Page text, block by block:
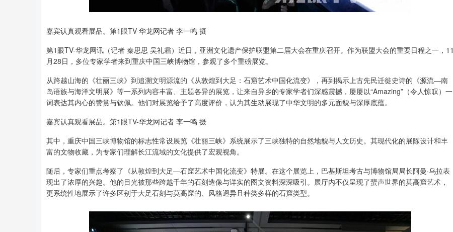
嘉宾认真观看展品。第1眼TV-华龙网记者 李一鸣 摄
第1眼TV-华龙网讯（记者 秦思思 吴礼霜）近日，亚洲文化遗产保护联盟第二届大会在重庆召开。作为联盟大会的重要日程之一，11
月28日，多位专家学者来到重庆中国三峡博物馆，参观了多个重磅展览。
从跨越山海的《壮丽三峡》到追溯文明源流的《从敦煌到大足：石窟艺术中国化流变》，再到揭示上古先民迁徙史诗的《源流—南
岛语族与海洋文明展》等一系列内容丰富、主题各异的展览，让来自异乡的专家学者们深感震撼，屡屡以“Amazing”（令人惊叹）一
词表达其内心的赞赏与钦佩。他们对展览给予了高度评价，认为其生动展现了中华文明的多元面貌与深厚底蕴。
嘉宾认真观看展品。第1眼TV-华龙网记者 李一鸣 摄
其中，重庆中国三峡博物馆的标志性常设展览《壮丽三峡》系统展示了三峡独特的自然地貌与人文历史。其现代化的展陈设计和丰
富的文物收藏，为专家们理解长江流域的文化提供了宏观视角。
随后，专家们重点考察了《从敦煌到大足—石窟艺术中国化流变》特展。在这个展览上，巴基斯坦考古与博物馆局局长阿曼·乌拉表
现出了浓厚的兴趣。他的目光被那些跨越千年的石刻造像与详实的图文资料深深吸引。展厅内不仅呈现了蜚声世界的莫高窟艺术，
更系统性地展示了许多区别于大足石刻与莫高窟的、风格迥异且种类多样的石窟类型。